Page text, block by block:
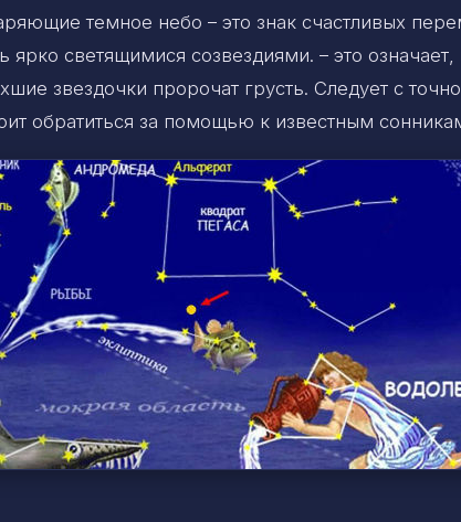
темное небо – это знак счастливых
ярко светящимися созвездиями. – это
звездочки пророчат грусть. Следует с
обратиться за помощью к известным